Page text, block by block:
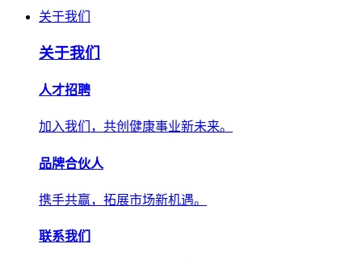
关于我们
关于我们
人才招聘
加入我们，共创健康事业新未来。
品牌合伙人
携手共赢，拓展市场新机遇。
联系我们